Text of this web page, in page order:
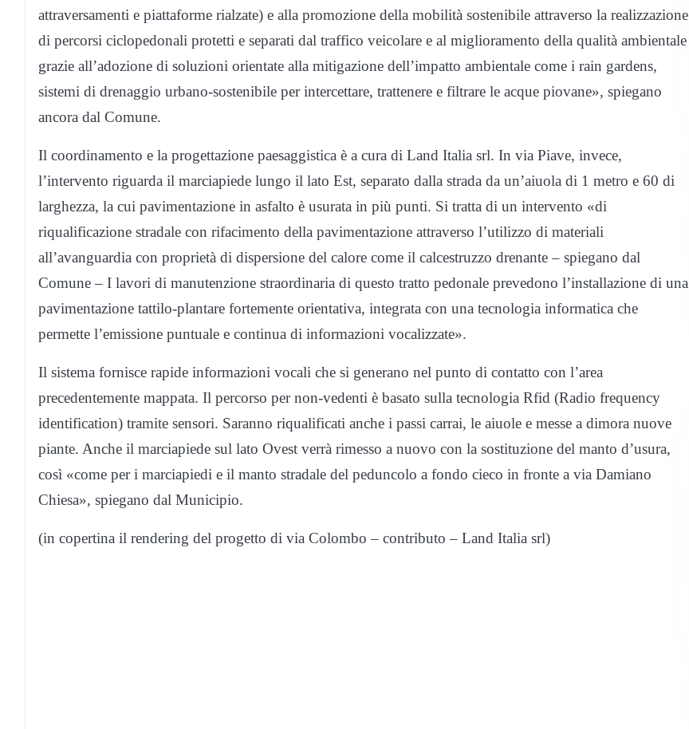
attraversamenti e piattaforme rialzate) e alla promozione della mobilità sostenibile attraverso la realizzazione
di percorsi ciclopedonali protetti e separati dal traffico veicolare e al miglioramento della qualità ambientale
grazie all’adozione di soluzioni orientate alla mitigazione dell’impatto ambientale come i rain gardens,
sistemi di drenaggio urbano-sostenibile per intercettare, trattenere e filtrare le acque piovane», spiegano
ancora dal Comune.
Il coordinamento e la progettazione paesaggistica è a cura di Land Italia srl. In via Piave, invece,
l’intervento riguarda il marciapiede lungo il lato Est, separato dalla strada da un’aiuola di 1 metro e 60 di
larghezza, la cui pavimentazione in asfalto è usurata in più punti. Si tratta di un intervento «di
riqualificazione stradale con rifacimento della pavimentazione attraverso l’utilizzo di materiali
all’avanguardia con proprietà di dispersione del calore come il calcestruzzo drenante – spiegano dal
Comune – I lavori di manutenzione straordinaria di questo tratto pedonale prevedono l’installazione di una
pavimentazione tattilo-plantare fortemente orientativa, integrata con una tecnologia informatica che
permette l’emissione puntuale e continua di informazioni vocalizzate».
Il sistema fornisce rapide informazioni vocali che si generano nel punto di contatto con l’area
precedentemente mappata. Il percorso per non-vedenti è basato sulla tecnologia Rfid (Radio frequency
identification) tramite sensori. Saranno riqualificati anche i passi carrai, le aiuole e messe a dimora nuove
piante. Anche il marciapiede sul lato Ovest verrà rimesso a nuovo con la sostituzione del manto d’usura,
così «come per i marciapiedi e il manto stradale del peduncolo a fondo cieco in fronte a via Damiano
Chiesa», spiegano dal Municipio.
(in copertina il rendering del progetto di via Colombo – contributo – Land Italia srl)